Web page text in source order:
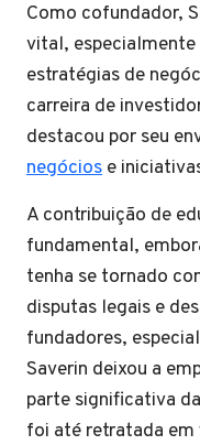
Como cofundador,
vital,
estratégias de
carreira de
destacou por seu
negócios e
A contribuição de
fundamental,
tenha se tornado
disputas legais e
fundadores,
Saverin deixou a
parte significativa
foi até retratada